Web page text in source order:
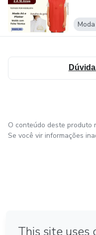
O conteúdo deste produto
Se você vir informações
Feito com ❤ em Bogotá